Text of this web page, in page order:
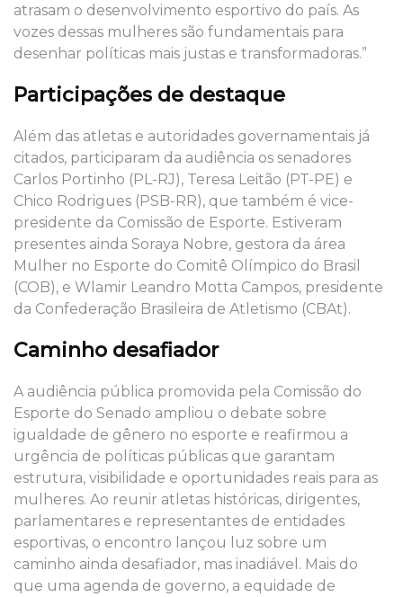
atrasam o desenvolvimento esportivo do país. As
vozes dessas mulheres são fundamentais para
desenhar políticas mais justas e transformadoras.”
Participações de destaque
Além das atletas e autoridades governamentais já
citados, participaram da audiência os senadores
Carlos Portinho (PL-RJ), Teresa Leitão (PT-PE) e
Chico Rodrigues (PSB-RR), que também é vice-
presidente da Comissão de Esporte. Estiveram
presentes ainda Soraya Nobre, gestora da área
Mulher no Esporte do Comitê Olímpico do Brasil
(COB), e Wlamir Leandro Motta Campos, presidente
da Confederação Brasileira de Atletismo (CBAt).
Caminho desafiador
A audiência pública promovida pela Comissão do
Esporte do Senado ampliou o debate sobre
igualdade de gênero no esporte e reafirmou a
urgência de políticas públicas que garantam
estrutura, visibilidade e oportunidades reais para as
mulheres. Ao reunir atletas históricas, dirigentes,
parlamentares e representantes de entidades
esportivas, o encontro lançou luz sobre um
caminho ainda desafiador, mas inadiável. Mais do
que uma agenda de governo, a equidade de